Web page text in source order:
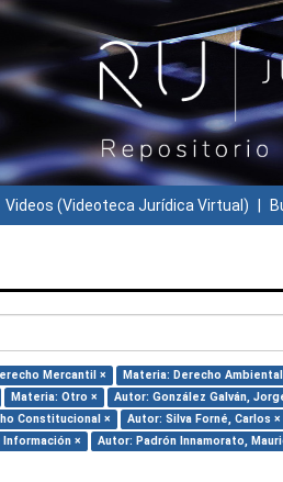
Videos (Videoteca Jurídica Virtual)
Mercantil × Materia: Derecho
Materia: Otro ×
Autor: González Galván,
Constitucional × Autor: Silva Forné, Carlos ×
× Autor: Padrón Innamorato,